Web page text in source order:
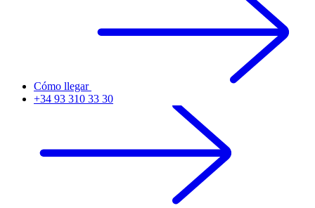
Cómo llegar
+34 93 310 33 30